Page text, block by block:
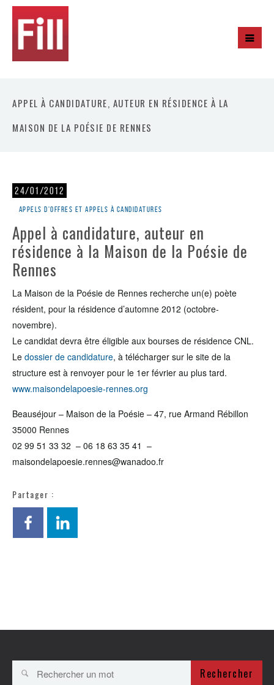
APPEL À CANDIDATURE, AUTEUR EN RÉSIDENCE À LA
MAISON DE LA POÉSIE DE RENNES
24/01/2012
Appels d'offres et appels à candidatures
Appel à candidature, auteur en
résidence à la Maison de la Poésie de
Rennes
La Maison de la Poésie de Rennes recherche un(e) poète
résident, pour la résidence d’automne 2012 (octobre-
novembre).
Le candidat devra être éligible aux bourses de résidence CNL.
Le dossier de candidature, à télécharger sur le site de la
structure est à renvoyer pour le 1er février au plus tard.
www.maisondelapoesie-rennes.org
Beauséjour – Maison de la Poésie – 47, rue Armand Rébillon
35000 Rennes
02 99 51 33 32 – 06 18 63 35 41 –
maisondelapoesie.rennes@wanadoo.fr
Partager :
Rechercher